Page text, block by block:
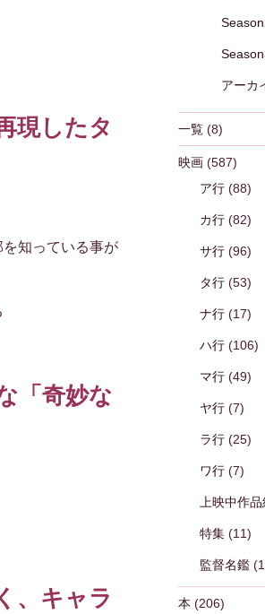
現したタ
知っている事が
「奇妙な
、キャラ
アーカ
一覧(8)
映画(587)
ア行(88)
カ行(82)
サ行(96)
タ行(53)
ナ行(17)
ハ行(106)
マ行(49)
ヤ行(7)
ラ行(25)
ワ行(7)
上映中作品
特集(11)
監督名鑑
本 (206)